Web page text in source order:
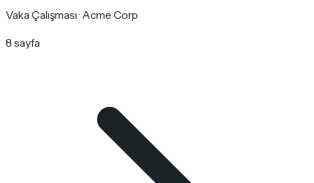
Vaka Çalışması · Acme Corp
8 sayfa